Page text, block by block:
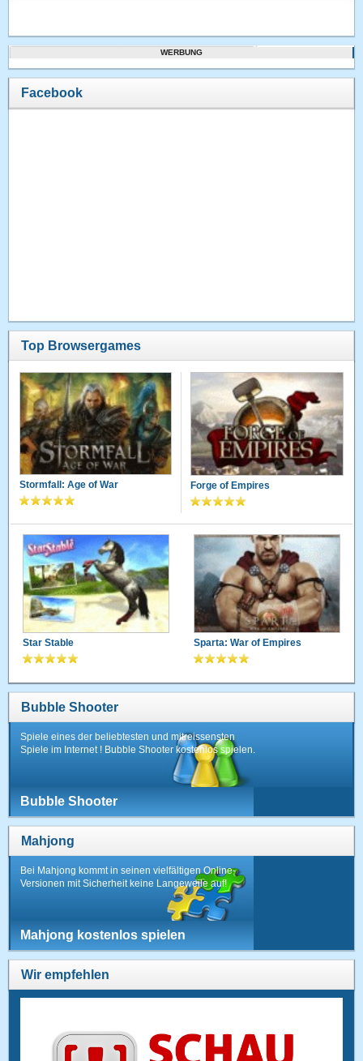
WERBUNG
Facebook
Top Browsergames
Stormfall: Age of War Forge of Empires
Star Stable Sparta: War of Empires
Bubble Shooter
Spiele eines der beliebtesten und mitreissensten
Spiele im Internet ! Bubble Shooter kostenlos spielen.
Bubble Shooter
Mahjong
Bei Mahjong kommt in seinen vielfältigen Online-
Versionen mit Sicherheit keine Langeweile auf!
Mahjong kostenlos spielen
Wir empfehlen